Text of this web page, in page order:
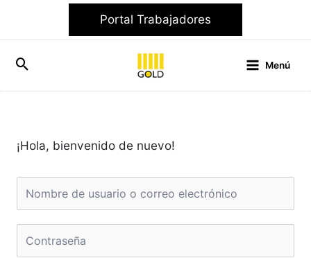
contenido
Portal Trabajadores
Menú
¡Hola, bienvenido de nuevo!